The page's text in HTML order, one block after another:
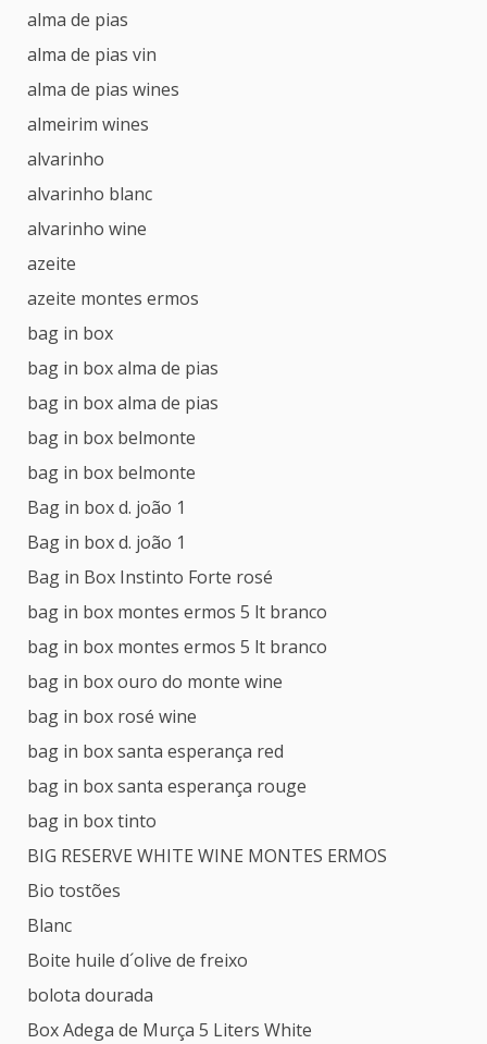
alma de pias
alma de pias vin
alma de pias wines
almeirim wines
alvarinho
alvarinho blanc
alvarinho wine
azeite
azeite montes ermos
bag in box
bag in box alma de pias
bag in box alma de pias
bag in box belmonte
bag in box belmonte
Bag in box d. joão 1
Bag in box d. joão 1
Bag in Box Instinto Forte rosé
bag in box montes ermos 5 lt branco
bag in box montes ermos 5 lt branco
bag in box ouro do monte wine
bag in box rosé wine
bag in box santa esperança red
bag in box santa esperança rouge
bag in box tinto
BIG RESERVE WHITE WINE MONTES ERMOS
Bio tostões
Blanc
Boite huile d´olive de freixo
bolota dourada
Box Adega de Murça 5 Liters White